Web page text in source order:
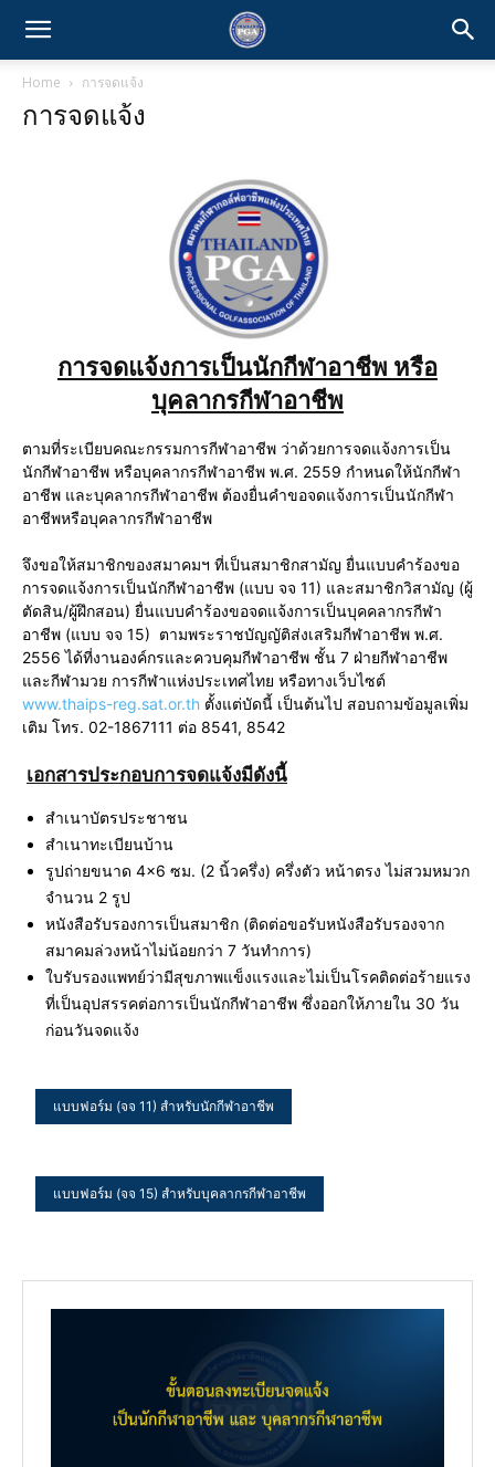
Home การจดแจ้ง
การจดแจ้ง
การจดแจ้งการเป็นนักกีฬาอาชีพ หรือ
บุคลากรกีฬาอาชีพ
ตามที่ระเบียบคณะกรรมการกีฬาอาชีพ ว่าด้วยการจดแจ้งการเป็น
นักกีฬาอาชีพ หรือบุคลากรกีฬาอาชีพ พ.ศ. 2559 กำหนดให้นักกีฬา
อาชีพ และบุคลากรกีฬาอาชีพ ต้องยื่นคำขอจดแจ้งการเป็นนักกีฬา
อาชีพหรือบุคลากรกีฬาอาชีพ
จึงขอให้สมาชิกของสมาคมฯ ที่เป็นสมาชิกสามัญ ยื่นแบบคำร้องขอ
การจดแจ้งการเป็นนักกีฬาอาชีพ (แบบ จจ 11) และสมาชิกวิสามัญ (ผู้
ตัดสิน/ผู้ฝึกสอน) ยื่นแบบคำร้องขอจดแจ้งการเป็นบุคคลากรกีฬา
อาชีพ (แบบ จจ 15) ตามพระราชบัญญัติส่งเสริมกีฬาอาชีพ พ.ศ.
2556 ได้ที่งานองค์กรและควบคุมกีฬาอาชีพ ชั้น 7 ฝ่ายกีฬาอาชีพ
และกีฬามวย การกีฬาแห่งประเทศไทย หรือทางเว็บไซต์
www.thaips-reg.sat.or.th ตั้งแต่บัดนี้ เป็นต้นไป สอบถามข้อมูลเพิ่ม
เติม โทร. 02-1867111 ต่อ 8541, 8542
เอกสารประกอบการจดแจ้งมีดังนี้
สำเนาบัตรประชาชน
สำเนาทะเบียนบ้าน
รูปถ่ายขนาด 4×6 ซม. (2 นิ้วครึ่ง) ครึ่งตัว หน้าตรง ไม่สวมหมวก
จำนวน 2 รูป
หนังสือรับรองการเป็นสมาชิก (ติดต่อขอรับหนังสือรับรองจาก
สมาคมล่วงหน้าไม่น้อยกว่า 7 วันทำการ)
ใบรับรองแพทย์ว่ามีสุขภาพแข็งแรงและไม่เป็นโรคติดต่อร้ายแรง
ที่เป็นอุปสรรคต่อการเป็นนักกีฬาอาชีพ ซึ่งออกให้ภายใน 30 วัน
ก่อนวันจดแจ้ง
แบบฟอร์ม (จจ 11) สำหรับนักกีฬาอาชีพ
แบบฟอร์ม (จจ 15) สำหรับบุคลากรกีฬาอาชีพ